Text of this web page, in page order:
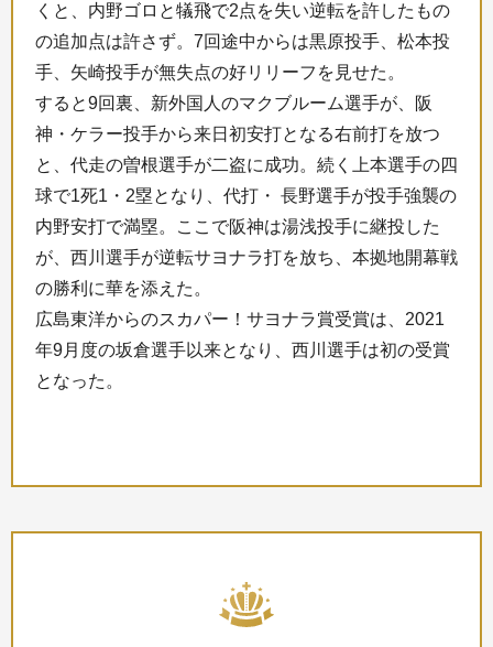
くと、内野ゴロと犠飛で2点を失い逆転を許したもの
の追加点は許さず。7回途中からは黒原投手、松本投
手、矢崎投手が無失点の好リリーフを見せた。
すると9回裏、新外国人のマクブルーム選手が、阪
神・ケラー投手から来日初安打となる右前打を放つ
と、代走の曽根選手が二盗に成功。続く上本選手の四
球で1死1・2塁となり、代打・ 長野選手が投手強襲の
内野安打で満塁。ここで阪神は湯浅投手に継投した
が、西川選手が逆転サヨナラ打を放ち、本拠地開幕戦
の勝利に華を添えた。
広島東洋からのスカパー！サヨナラ賞受賞は、2021
年9月度の坂倉選手以来となり、西川選手は初の受賞
となった。